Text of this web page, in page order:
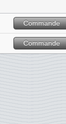
Commande
Commande